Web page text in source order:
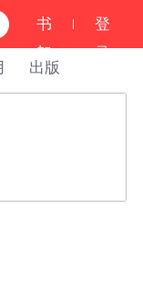
书
架
登
录
出版